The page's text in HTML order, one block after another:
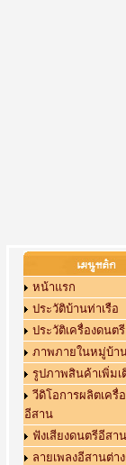
หน้าแรก
ประวัติบ้านท่าเรือ
ประวัติเครื่องดนต
ภาพภายในหมู่บ้า
รูปภาพสินค้าเพิ่มเ
วีดิโอการผลิตเครื่
อีสาน
ฟังเสียงดนตรีอีสาน
ลายเพลงอีสานต่าง